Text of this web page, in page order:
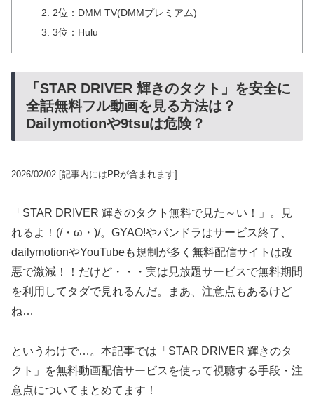
2位：DMM TV(DMMプレミアム)
3位：Hulu
「STAR DRIVER 輝きのタクト」を安全に
全話無料フル動画を見る方法は？
Dailymotionや9tsuは危険？
2026/02/02 [記事内にはPRが含まれます]
「STAR DRIVER 輝きのタクト無料で見た～い！」。見
れるよ！(/・ω・)/。GYAO!やパンドラはサービス終了、
dailymotionやYouTubeも規制が多く無料配信サイトは改
悪で激減！！だけど・・・実は見放題サービスで無料期間
を利用してタダで見れるんだ。まあ、注意点もあるけど
ね…
というわけで…。本記事では「STAR DRIVER 輝きのタ
クト」を無料動画配信サービスを使って視聴する手段・注
意点についてまとめてます！